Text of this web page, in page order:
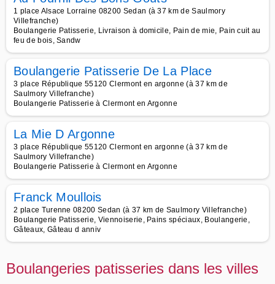
1 place Alsace Lorraine 08200 Sedan (à 37 km de Saulmory
Villefranche)
Boulangerie Patisserie, Livraison à domicile, Pain de mie, Pain cuit au
feu de bois, Sandw
Boulangerie Patisserie De La Place
3 place République 55120 Clermont en argonne (à 37 km de
Saulmory Villefranche)
Boulangerie Patisserie à Clermont en Argonne
La Mie D Argonne
3 place République 55120 Clermont en argonne (à 37 km de
Saulmory Villefranche)
Boulangerie Patisserie à Clermont en Argonne
Franck Moullois
2 place Turenne 08200 Sedan (à 37 km de Saulmory Villefranche)
Boulangerie Patisserie, Viennoiserie, Pains spéciaux, Boulangerie,
Gâteaux, Gâteau d anniv
Boulangeries patisseries dans les villes